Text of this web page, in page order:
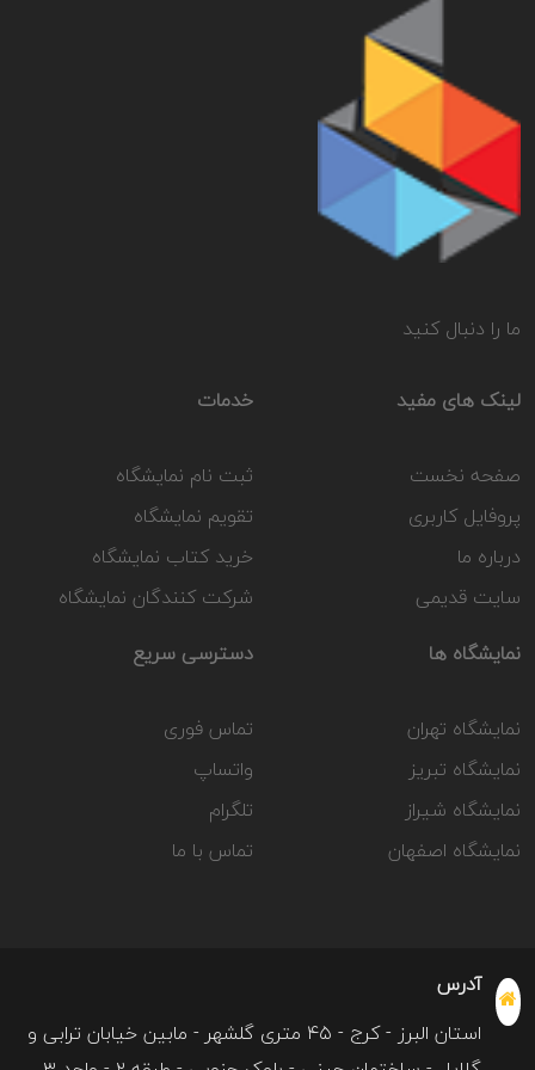
ما را دنبال کنید
لینک های مفید
صفحه نخست
پروفایل کاربری
درباره ما
سایت قدیمی
خدمات
ثبت نام نمایشگاه
تقویم نمایشگاه
خرید کتاب نمایشگاه
شرکت کنندگان نمایشگاه
نمایشگاه ها
نمایشگاه تهران
نمایشگاه تبریز
نمایشگاه شیراز
نمایشگاه اصفهان
دسترسی سریع
تماس فوری
واتساپ
تلگرام
تماس با ما
آدرس
استان البرز - کرج - ۴۵ متری گلشهر - مابین خیابان ترابی و